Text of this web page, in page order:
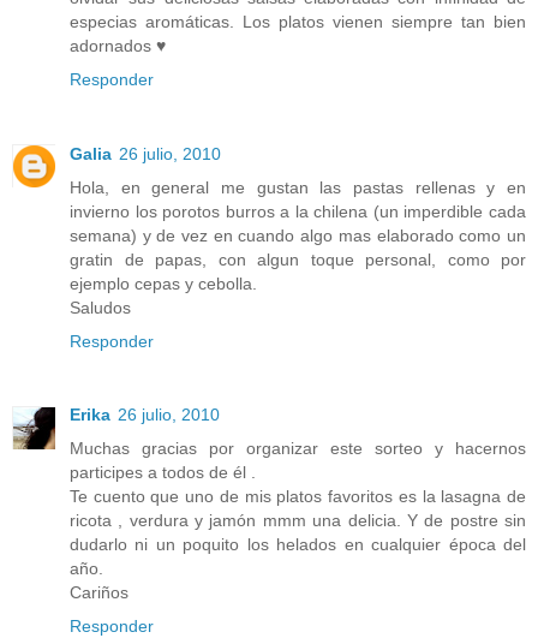
especias aromáticas. Los platos vienen siempre tan bien
adornados ♥
Responder
Galia 26 julio, 2010
Hola, en general me gustan las pastas rellenas y en
invierno los porotos burros a la chilena (un imperdible cada
semana) y de vez en cuando algo mas elaborado como un
gratin de papas, con algun toque personal, como por
ejemplo cepas y cebolla.
Saludos
Responder
Erika 26 julio, 2010
Muchas gracias por organizar este sorteo y hacernos
participes a todos de él .
Te cuento que uno de mis platos favoritos es la lasagna de
ricota , verdura y jamón mmm una delicia. Y de postre sin
dudarlo ni un poquito los helados en cualquier época del
año.
Cariños
Responder